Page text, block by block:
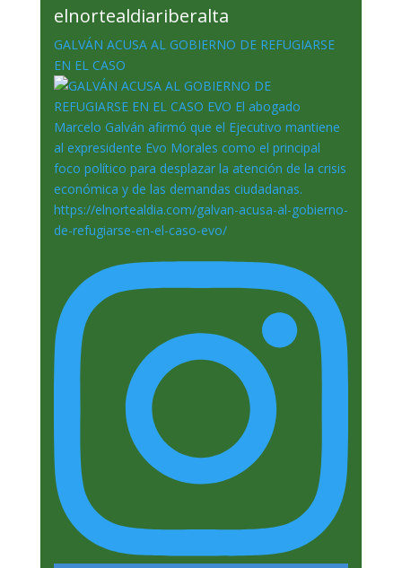
elnortealdiariberalta
GALVÁN ACUSA AL GOBIERNO DE REFUGIARSE
EN EL CASO